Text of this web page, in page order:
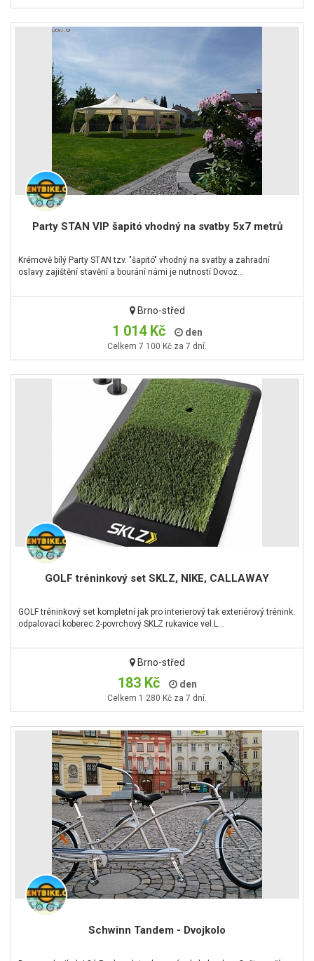
Party STAN VIP šapitó vhodný na svatby 5x7 metrů
Krémově bílý Party STAN tzv. "šapitó" vhodný na svatby a zahradní
oslavy zajištění stavění a bourání námi je nutností Dovoz…
Brno-střed
1 014 Kč den
Celkem 7 100 Kč za 7 dní.
GOLF tréninkový set SKLZ, NIKE, CALLAWAY
GOLF tréninkový set kompletní jak pro interierový tak exteriérový trénink.
odpalovací koberec 2-povrchový SKLZ rukavice vel.L…
Brno-střed
183 Kč den
Celkem 1 280 Kč za 7 dní.
Schwinn Tandem - Dvojkolo